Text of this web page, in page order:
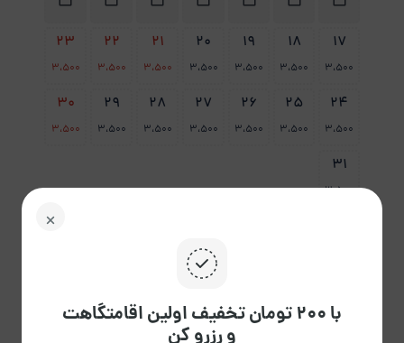
17
3،500
18
3،500
19
3،500
20
3،500
21
3،500
22
3،500
23
3،500
24
3،500
25
3،500
26
3،500
27
3،500
28
3،500
29
3،500
30
3،500
31
3،500
راهنمای تقویم
با ۲۰۰ تومان تخفیف اولین اقامتگاهت
و رزرو کن